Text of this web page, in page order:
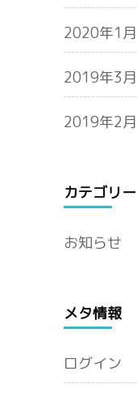
2020年1月
2019年3月
2019年2月
カテゴリー
お知らせ
メタ情報
ログイン